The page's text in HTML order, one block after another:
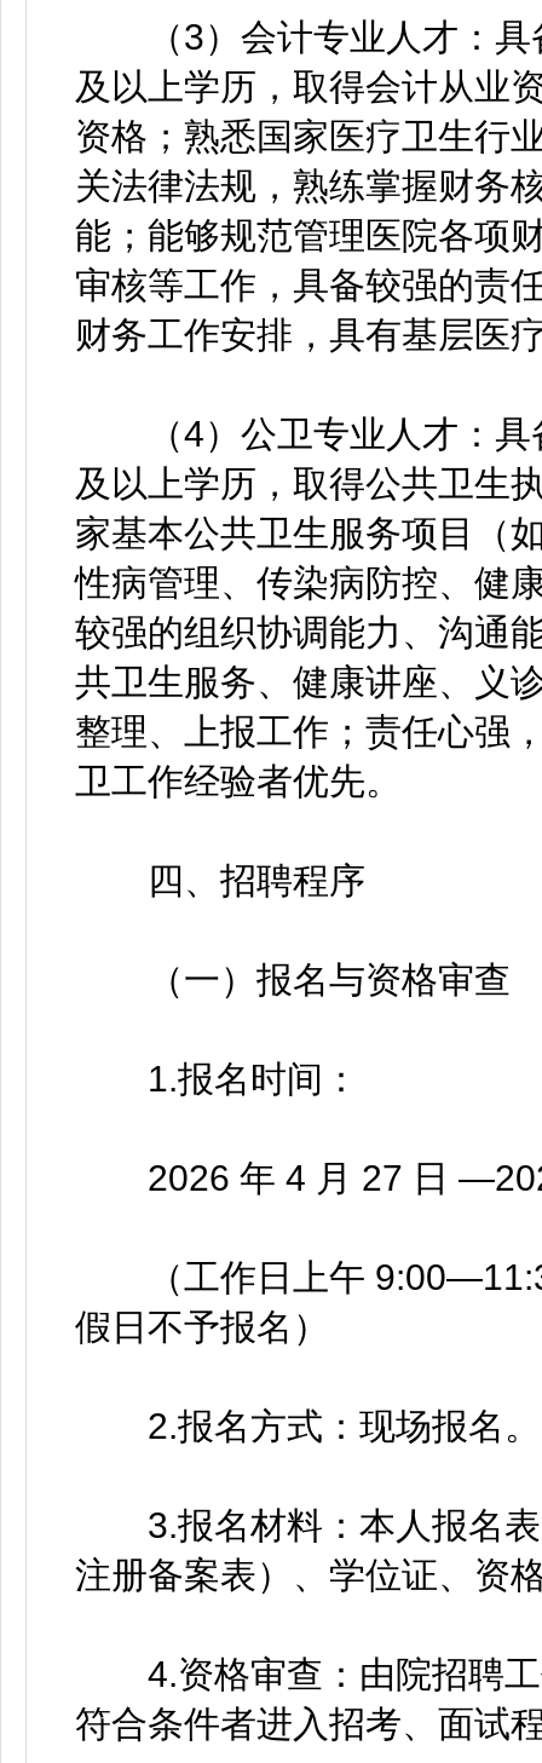
（3）会计专业人才：具
及以上学历，取得会计从业
资格；熟悉国家医疗卫生行
关法律法规，熟练掌握财务
能；能够规范管理医院各项
审核等工作，具备较强的责
财务工作安排，具有基层医
（4）公卫专业人才：具
及以上学历，取得公共卫生
家基本公共卫生服务项目（
性病管理、传染病防控、健
较强的组织协调能力、沟通
共卫生服务、健康讲座、义
整理、上报工作；责任心强
卫工作经验者优先。
四、招聘程序
（一）报名与资格审查
1.报名时间：
2026 年 4 月 27 日
（工作日上午
假日不予报名）
2.报名方式：现场报名。
3.报名材料：本人报名表
注册备案表）、学位证、资
4.资格审查：由院招聘工
符合条件者进入招考、面试